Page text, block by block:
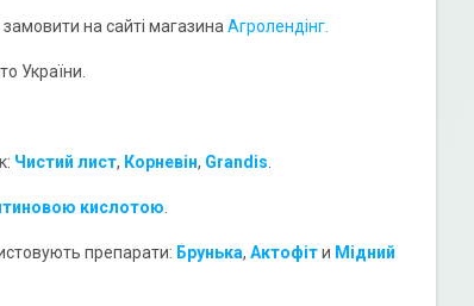
на сайті магазина Агролендінг.
України.
Чистий лист, Корневін, Grandis
кислотою
препарати: Брунька, Актофіти Мідний